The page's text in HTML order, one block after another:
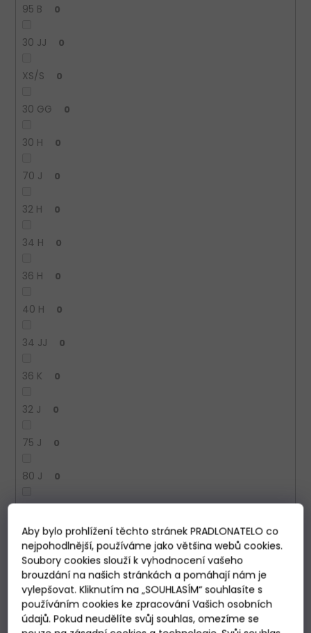
Aby bylo prohlížení těchto stránek PRADLONATELO co
nejpohodlnější, používáme jako většina webů cookies.
Soubory cookies slouží k vyhodnocení vašeho
brouzdání na našich stránkách a pomáhají nám je
vylepšovat. Kliknutím na „SOUHLASÍM“ souhlasíte s
používáním cookies ke zpracování Vašich osobních
údajů. Pokud neudělíte svůj souhlas, omezíme se
95 B 0
30 JJ 0
XS/S 0
30 GG 0
30 H 0
70 J 0
32 H 0
34 H 0
36 H 0
40 H 0
34 JJ 0
36 K 0
32 J 0
75 J 0
80 J 0
38 H 0
90 J 0
105 C 0